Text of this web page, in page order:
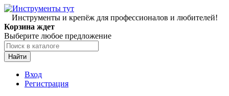
Инструменты и крепёж для профессионалов и любителей!
Корзина ждет
Выберите любое предложение
Найти
Вход
Регистрация